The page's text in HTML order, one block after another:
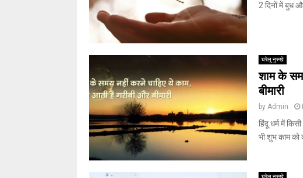
2 दिनों में बुध
घरेलू नुस्‍खे
शाम के
बीमारी
by Admin
हिंदू धर्म में
भी शुभ काम को
घरेलू नुस्‍खे